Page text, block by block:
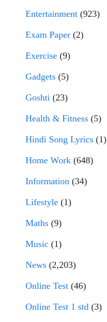
Entertainment (923)
Exam Paper (2)
Exercise (9)
Gadgets (5)
Goshti (23)
Health & Fitness (5)
Hindi Song Lyrics (1)
Home Work (648)
Information (34)
Lifestyle (1)
Maths (9)
Music (1)
News (2,203)
Online Test (46)
Online Test 1 std (3)